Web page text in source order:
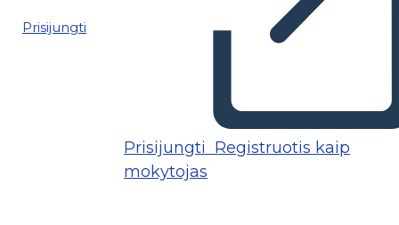
Prisijungti
Prisijungti Registruotis kaip
mokytojas